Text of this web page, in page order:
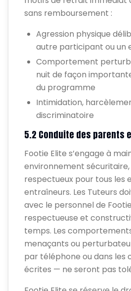
sans remboursement :
Agression physique
autre participant ou un
Comportement
nuit de façon
du programme
Intimidation,
discriminatoire
5.2 Conduite des parents
Footie Elite s’engage à
environnement
respectueux pour tous les
entraîneurs. Les Tuteurs
avec le personnel de
respectueuse et
temps. Les
menaçants ou
par téléphone ou dans les
écrites — ne seront pas